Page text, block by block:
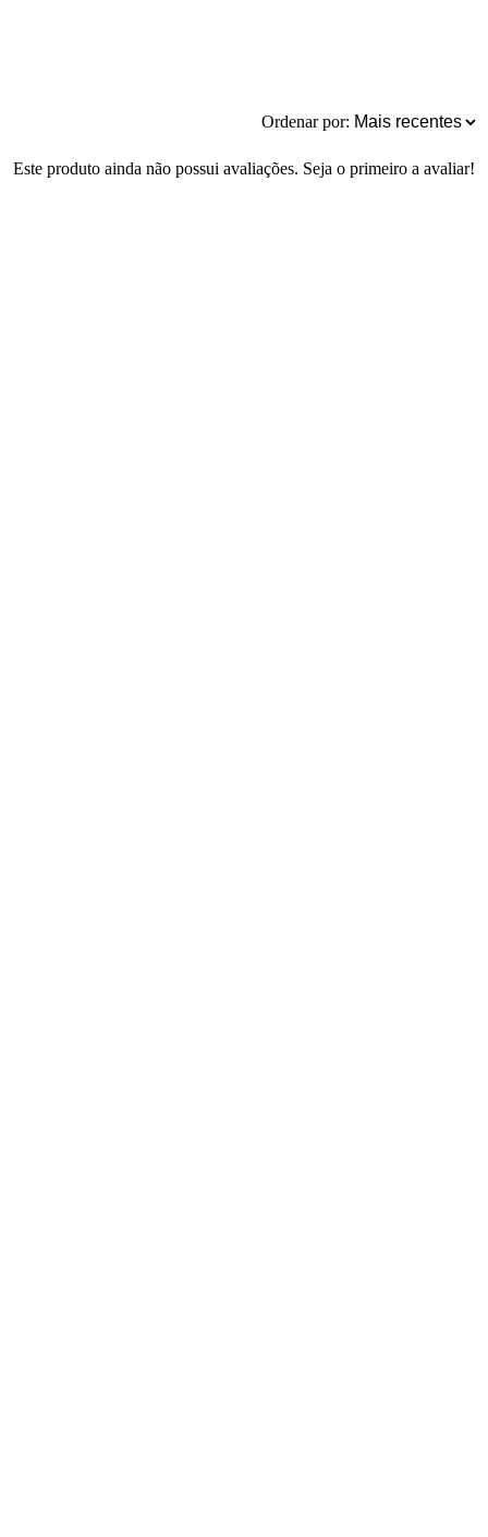
Ordenar por:
Este produto ainda não possui avaliações. Seja o primeiro a avaliar!